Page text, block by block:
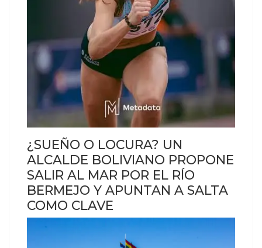
¿SUEÑO O LOCURA? UN
ALCALDE BOLIVIANO PROPONE
SALIR AL MAR POR EL RÍO
BERMEJO Y APUNTAN A SALTA
COMO CLAVE